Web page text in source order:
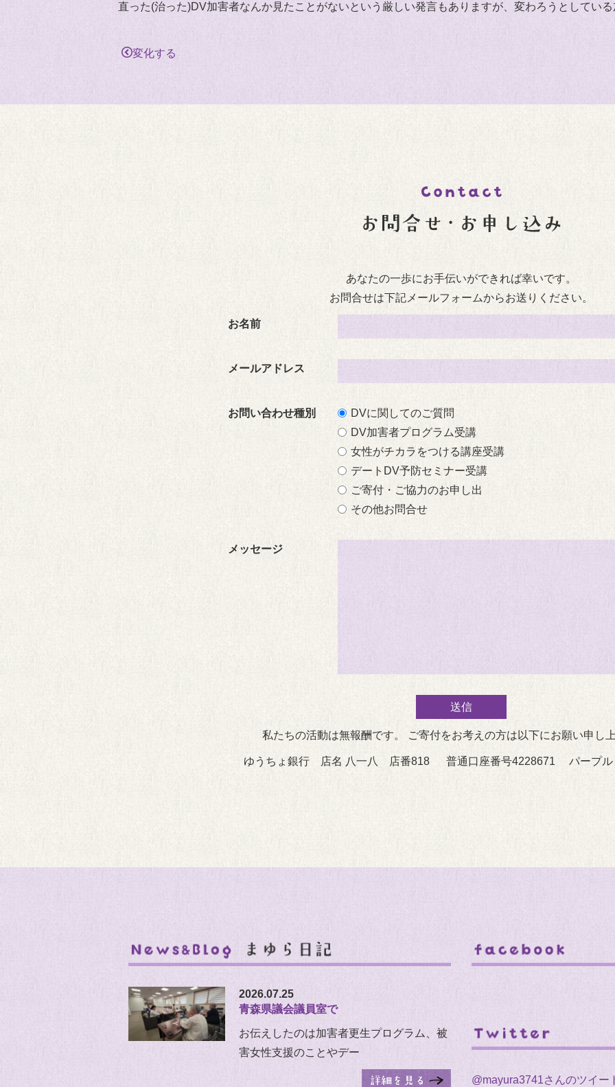
直った(治った)DV加害者なんか見たことがないという厳しい発言もありますが、変わろうとしてい
変化する
あなたの一歩にお手伝いができれば幸いです。
お問合せは下記メールフォームからお送りください。
お名前
メールアドレス
お問い合わせ種別
DVに関してのご質問
DV加害者プログラム受講
女性がチカラをつける講座受講
デートDV予防セミナー受講
ご寄付・ご協力のお申し出
その他お問合せ
メッセージ
私たちの活動は無報酬です。 ご寄付をお考えの方は以下にお願い申し
ゆうちょ銀行 店名 八一八 店番818 普通口座番号4228671 パープル
2026.07.25
青森県議会議員室で
お伝えしたのは加害者更生プログラム、被
害女性支援のことやデー
@mayura3741さんのツイー